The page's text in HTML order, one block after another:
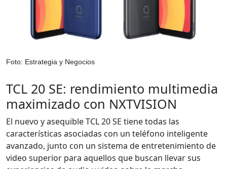
Foto: Estrategia y Negocios
TCL 20 SE: rendimiento multimedia
maximizado con NXTVISION
El nuevo y asequible TCL 20 SE tiene todas las
características asociadas con un teléfono inteligente
avanzado, junto con un sistema de entretenimiento de
video superior para aquellos que buscan llevar sus